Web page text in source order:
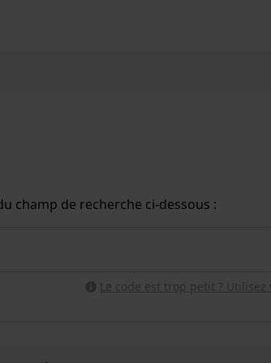
champ de recherche ci-dessous :
Le code est trop petit ? Utilisez